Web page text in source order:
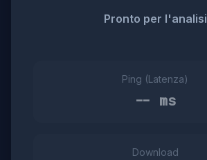
Pronto per l'analisi
Ping (Latenza)
-- ms
Download